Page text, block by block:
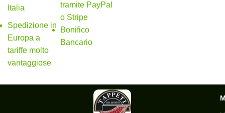
Italia
Spedizione in
Europa a
tariffe molto
vantaggiose
tramite PayPal
o Stripe
Bonifico
Bancario